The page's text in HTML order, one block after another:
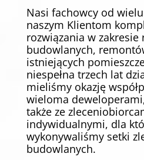
Nasi fachowcy od
naszym Klientom
rozwiązania w zakresie
budowlanych,
istniejących
niespełna trzech lat
mieliśmy okazję
wieloma
także ze
indywidualnymi, dla
wykonywaliśmy setki
budowlanych.